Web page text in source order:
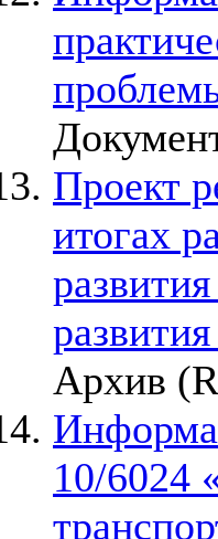
Проект
итогах
Архив
10/6024